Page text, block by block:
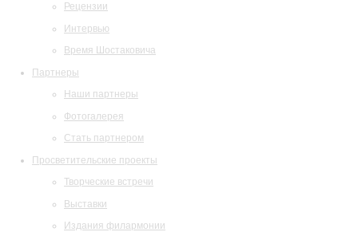
Рецензии
Интервью
Время Шостаковича
Партнеры
Наши партнеры
Фотогалерея
Стать партнером
Просветительские проекты
Творческие встречи
Выставки
Издания филармонии